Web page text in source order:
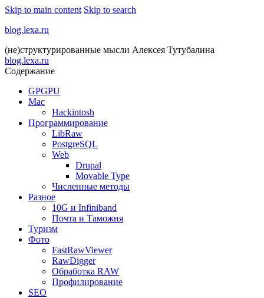
Skip to main content Skip to search
blog.lexa.ru
(не)структурированные мысли Алексея Тутубалина
blog.lexa.ru
Содержание
GPGPU
Mac
Hackintosh
Программирование
LibRaw
PostgreSQL
Web
Drupal
Movable Type
Численные методы
Разное
10G и Infiniband
Почта и Таможня
Туризм
Фото
FastRawViewer
RawDigger
Обработка RAW
Профилирование
SEO